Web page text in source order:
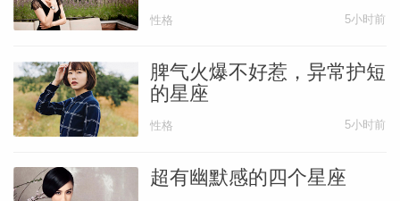
性格 5小时前
脾气火爆不好惹，异常护短
的星座
性格 5小时前
超有幽默感的四个星座